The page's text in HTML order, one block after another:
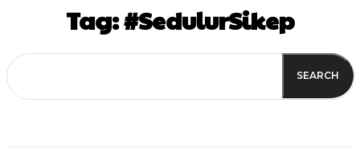
Tag:#SedulurSikep
SEARCH